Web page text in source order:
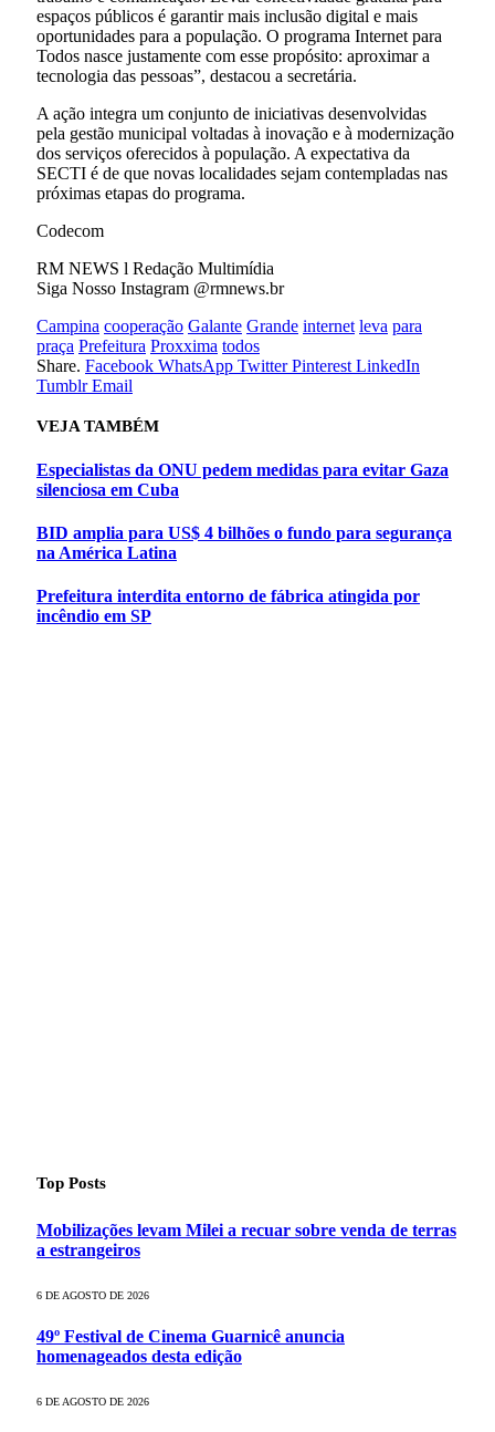
espaços públicos é garantir mais inclusão digital e mais
oportunidades para a população. O programa Internet para
Todos nasce justamente com esse propósito: aproximar a
tecnologia das pessoas”, destacou a secretária.
A ação integra um conjunto de iniciativas desenvolvidas
pela gestão municipal voltadas à inovação e à modernização
dos serviços oferecidos à população. A expectativa da
SECTI é de que novas localidades sejam contempladas nas
próximas etapas do programa.
Codecom
RM NEWS l Redação Multimídia
Siga Nosso Instagram @rmnews.br
Campina cooperação Galante Grande internet leva para
praça Prefeitura Proxxima todos
Share. Facebook WhatsApp Twitter Pinterest LinkedIn
Tumblr Email
VEJATAMBÉM
Especialistas da ONU pedem medidas para evitar Gaza
silenciosa em Cuba
BID amplia para US$ 4 bilhões o fundo para segurança
na América Latina
Prefeitura interdita entorno de fábrica atingida por
incêndio em SP
Top Posts
Mobilizações levam Milei a recuar sobre venda de terras
a estrangeiros
6 DE AGOSTO DE 2026
49º Festival de Cinema Guarnicê anuncia
homenageados desta edição
6 DE AGOSTO DE 2026